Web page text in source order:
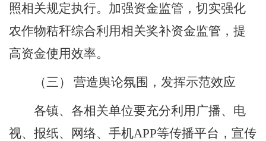
照相关规定执行。加强资金监管，切实强化
农作物秸秆综合利用相关奖补资金监管，提
高资金使用效率。
（三）
营造舆论氛围，发挥示范效应
各镇、各相关单位要充分利用广播、电
视、报纸、网络、手机APP等传播平台，宣传